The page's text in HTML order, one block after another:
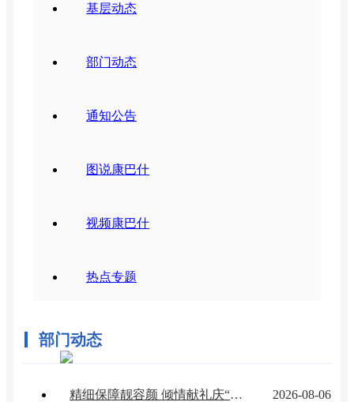
基层动态
部门动态
通知公告
图说康巴什
视频康巴什
热点专题
部门动态
2026-08-06
精细保障靓容颜 倾情献礼庆“八一” ——城市管理局圆满完成建军节暖城“三件套”活动期间城市环境与景观保障任务